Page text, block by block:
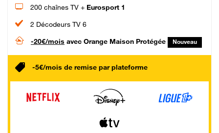
200 chaînes TV + Eurosport 1
2 Décodeurs TV 6
-20€/mois avec Orange Maison Protégée Nouveau
-5€/mois de remise par plateforme